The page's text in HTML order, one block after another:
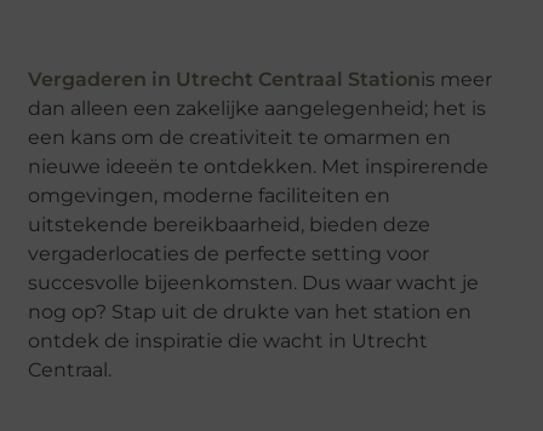
Vergaderen in Utrecht Centraal Stationis meer
dan alleen een zakelijke aangelegenheid; het is
een kans om de creativiteit te omarmen en
nieuwe ideeën te ontdekken. Met inspirerende
omgevingen, moderne faciliteiten en
uitstekende bereikbaarheid, bieden deze
vergaderlocaties de perfecte setting voor
succesvolle bijeenkomsten. Dus waar wacht je
nog op? Stap uit de drukte van het station en
ontdek de inspiratie die wacht in Utrecht
Centraal.